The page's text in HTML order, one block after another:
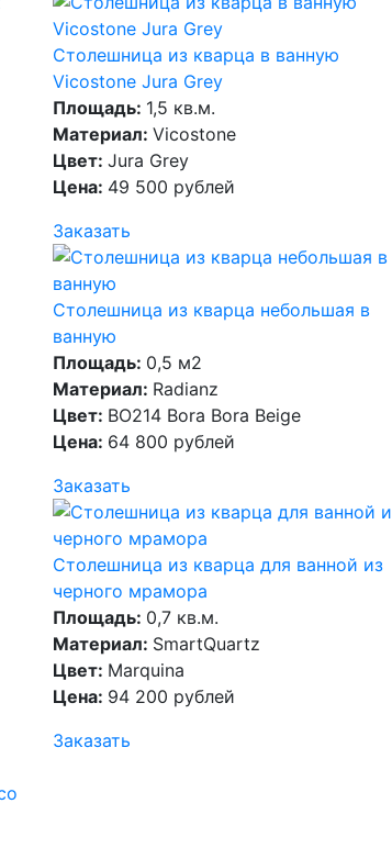
Столешница из кварца в ванную
Vicostone Jura Grey
Площадь: 1,5 кв.м.
Материал: Vicostone
Цвет: Jura Grey
Цена: 49 500 рублей
Заказать
Столешница из кварца небольшая в
ванную
Площадь: 0,5 м2
Материал: Radianz
Цвет: BO214 Bora Bora Beige
Цена: 64 800 рублей
Заказать
Столешница из кварца для ванной из
черного мрамора
Площадь: 0,7 кв.м.
Материал: SmartQuartz
Цвет: Marquina
Цена: 94 200 рублей
Заказать